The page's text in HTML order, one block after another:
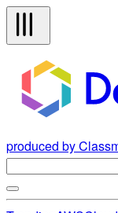
produced by